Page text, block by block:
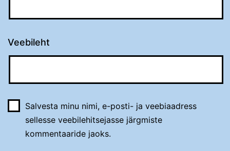
Veebileht
Salvesta minu nimi, e-posti- ja veebiaadress
sellesse veebilehitsejasse järgmiste
kommentaaride jaoks.